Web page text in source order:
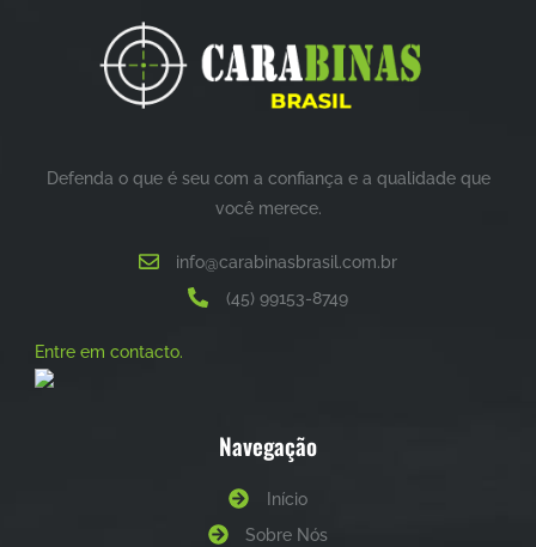
Defenda o que é seu com a confiança e a qualidade que
você merece.
info@carabinasbrasil.com.br
(45) 99153-8749
Entre em contacto.
Navegação
Início
Sobre Nós